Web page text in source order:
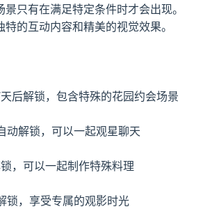
只有在满足特定条件时才会出现。
的互动内容和精美的视觉效果。
后解锁，包含特殊的花园约会场景
动解锁，可以一起观星聊天
，可以一起制作特殊料理
锁，享受专属的观影时光